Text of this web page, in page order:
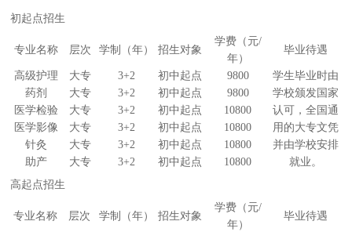
初起点招生
专业名称 层次 学制（年） 招生对象
学费（元/
年）
毕业待遇
高级护理 大专 3+2 初中起点 9800
学生毕业时由
学校颁发国家
认可，全国通
用的大专文凭
并由学校安排
就业。
药剂 大专 3+2 初中起点
9800
医学检验
大专 3+2 初中起点
10800
医学影像
大专 3+2 初中起点
10800
针灸
大专 3+2 初中起点
10800
助产
大专 3+2 初中起点
10800
高起点招生
专业名称 层次 学制（年） 招生对象
学费（元/
年）
毕业待遇